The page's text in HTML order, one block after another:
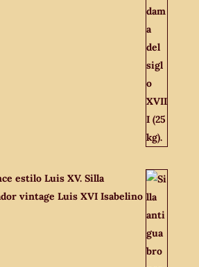
estilo Luis XV. Silla
vintage Luis XVI Isabelino